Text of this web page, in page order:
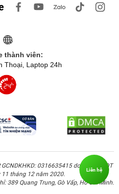
thành viên:
Thoại, Laptop 24h
GCNDKHKD: 0316635415 do Sở KH & ĐT
11 tháng 12 năm 2020.
389 Quang Trung, Gò Vấp, Hồ Chí Minh.
Liên hệ